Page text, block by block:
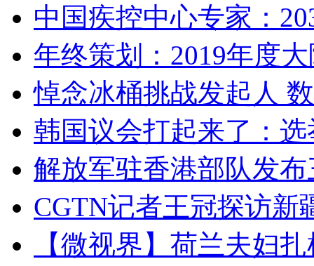
中国疾控中心专家：
年终策划：2019年度
悼念冰桶挑战发起人
韩国议会打起来了：
解放军驻香港部队发
CGTN记者王冠探访新
【微视界】荷兰夫妇